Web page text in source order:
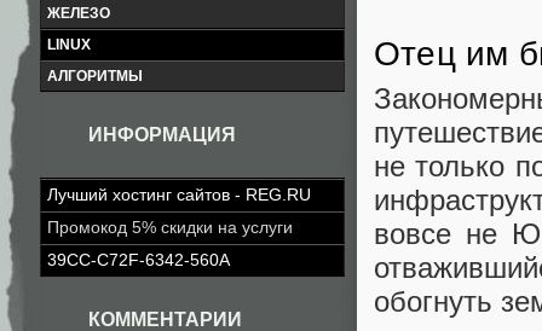
ЖЕЛЕЗО
LINUX
АЛГОРИТМЫ
ИНФОРМАЦИЯ
Лучший хостинг сайтов - REG.RU
Промокод 5% скидки на услуги
39CC-C72F-6342-560A
КОММЕНТАРИИ
Отец им
не только
вовсе не
обогнуть